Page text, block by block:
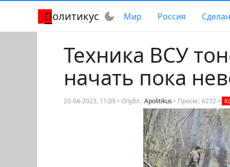
Политикус dark_mode Мир Россия
Техника ВСУ
начать пока
20-04-2023, 11:09 • Опубл.:Apolitikus • Просм.: 6232 •